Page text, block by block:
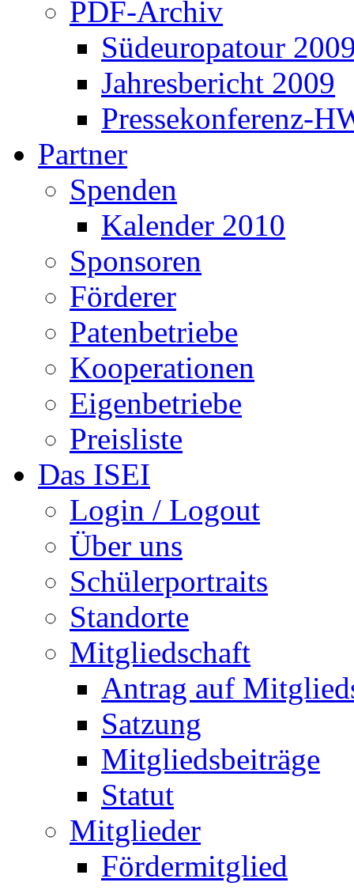
PDF-Archiv
Südeuropatour
Jahresbericht 2009
Pressekonferenz-
Partner
Spenden
Kalender 2010
Sponsoren
Förderer
Patenbetriebe
Kooperationen
Eigenbetriebe
Preisliste
Das ISEI
Login / Logout
Über uns
Schülerportraits
Standorte
Mitgliedschaft
Antrag auf
Satzung
Mitgliedsbeiträge
Statut
Mitglieder
Fördermitglied